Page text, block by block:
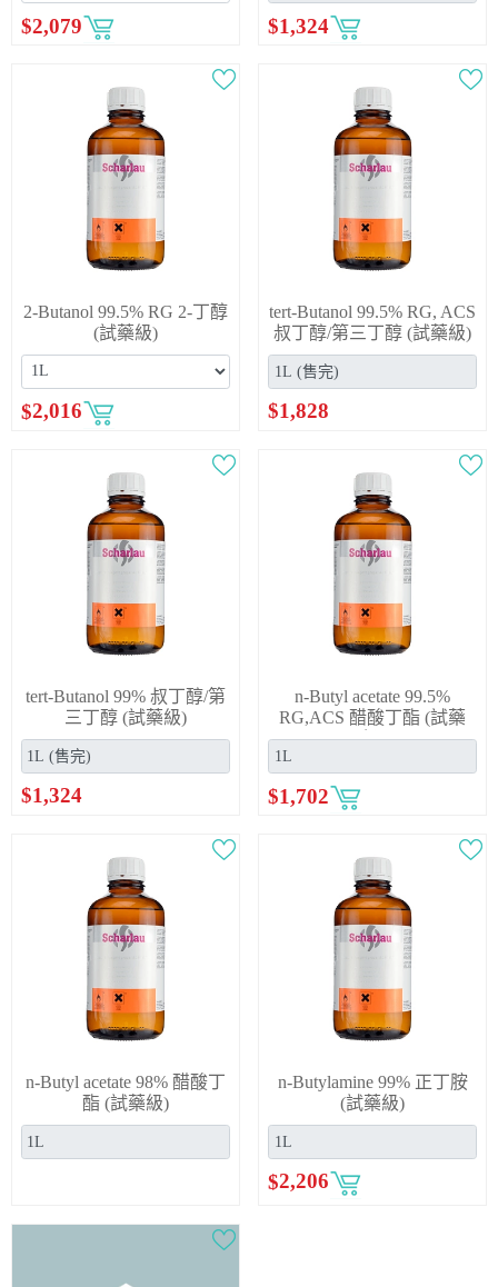
$2,079 $1,324
2-Butanol 99.5% RG 2-丁醇
(試藥級)
$2,016
tert-Butanol 99.5% RG, ACS
叔丁醇/第三丁醇 (試藥級)
$1,828
tert-Butanol 99% 叔丁醇/第
三丁醇 (試藥級)
$1,324
n-Butyl acetate 99.5%
RG,ACS 醋酸丁酯 (試藥
級)
$1,702
n-Butyl acetate 98% 醋酸丁
酯 (試藥級)
n-Butylamine 99% 正丁胺
(試藥級)
$2,206